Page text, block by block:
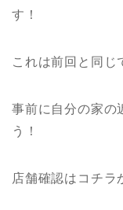
す！
これは前回と同じ
事前に自分の家の
う！
店舗確認はコチラ